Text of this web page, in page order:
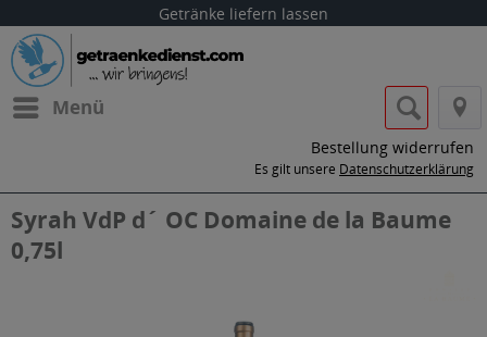
Getränke liefern lassen
Menü
Bestellung widerrufen
Es gilt unsere Datenschutzerklärung
Syrah VdP d´ OC Domaine de la Baume
0,75l